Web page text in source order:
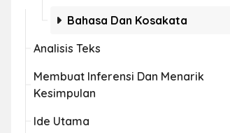
Bahasa Dan Kosakata
Analisis Teks
Membuat Inferensi Dan Menarik
Kesimpulan
Ide Utama